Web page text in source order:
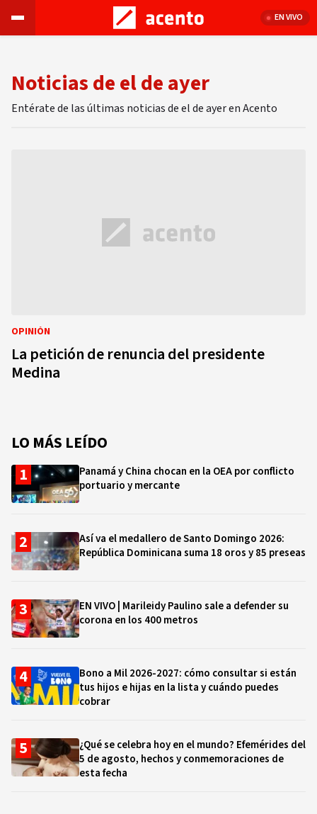
EN VIVO
Noticias de el de ayer
Entérate de las últimas noticias de el de ayer en Acento
OPINIÓN
La petición de renuncia del presidente
Medina
LO MÁS LEÍDO
Panamá y China chocan en la OEA por conflicto
portuario y mercante
Así va el medallero de Santo Domingo 2026:
República Dominicana suma 18 oros y 85 preseas
EN VIVO | Marileidy Paulino sale a defender su
corona en los 400 metros
Bono a Mil 2026-2027: cómo consultar si están
tus hijos e hijas en la lista y cuándo puedes
cobrar
¿Qué se celebra hoy en el mundo? Efemérides del
5 de agosto, hechos y conmemoraciones de
esta fecha